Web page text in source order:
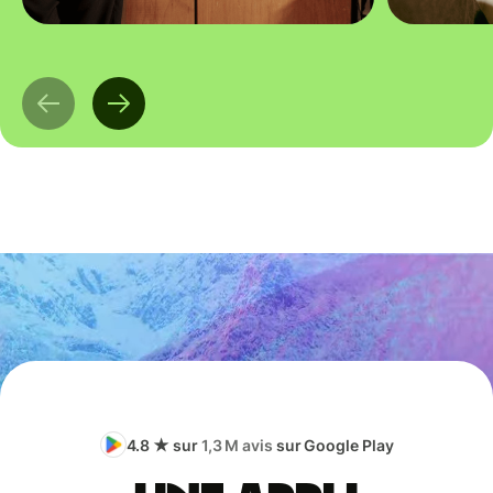
4.8 ★ sur1,3 M avis sur Google Play